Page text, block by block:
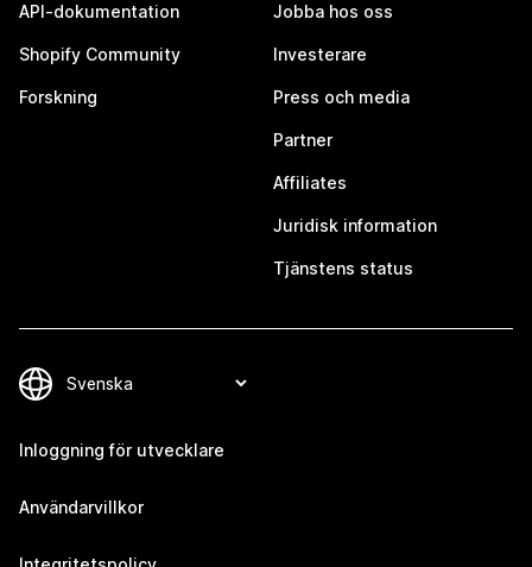
API-dokumentation
Shopify Community
Forskning
Jobba hos oss
Investerare
Press och media
Partner
Affiliates
Juridisk information
Tjänstens status
Inloggning för utvecklare
Användarvillkor